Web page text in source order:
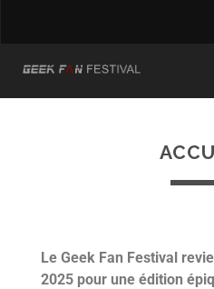
Le Geek Fan Festival
2025 pour une édition